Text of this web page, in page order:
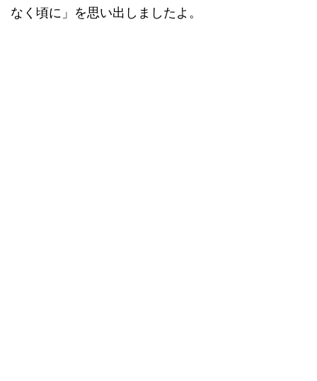
なく頃に」を思い出しましたよ。